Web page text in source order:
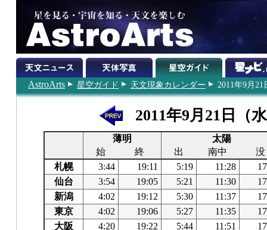
AstroArts 星空ガイド 天文現象カレンダー 2011年9月21
2011年9月21日（
薄明
太陽
始
終 出 南中
没
札幌
3:44 19:11 5:19 11:28
仙台
3:54 19:05 5:21 11:30
新潟
4:02 19:12 5:30 11:37
東京
4:02 19:06 5:27 11:35
大阪
4:20 19:22 5:44 11:51